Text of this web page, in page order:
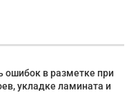
ошибок в разметке при
укладке ламината и